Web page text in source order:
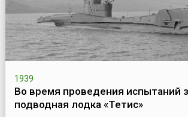
1939
Во время проведения испытаний
подводная лодка «Тетис»